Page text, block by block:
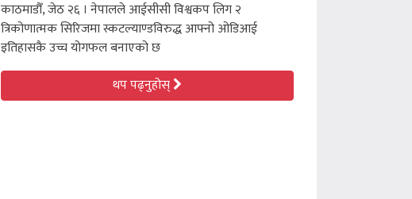
काठमाडौँ, जेठ २६ । नेपालले आईसीसी विश्वकप लिग २
त्रिकोणात्मक सिरिजमा स्कटल्याण्डविरुद्ध आफ्नो ओडिआई
इतिहासकै उच्च योगफल बनाएको छ
थप पढ्नुहोस्